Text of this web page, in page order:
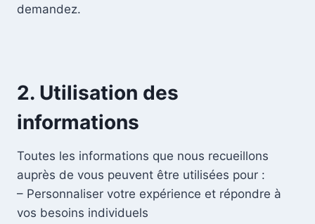
demandez.
2. Utilisation des
informations
Toutes les informations que nous recueillons
auprès de vous peuvent être utilisées pour :
– Personnaliser votre expérience et répondre à
vos besoins individuels